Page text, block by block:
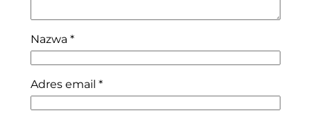
Nazwa *
Adres email *